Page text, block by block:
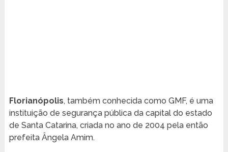
Florianópolis, também conhecida como GMF, é uma
instituição de segurança pública da capital do estado
de Santa Catarina, criada no ano de 2004 pela então
prefeita Ângela Amim.